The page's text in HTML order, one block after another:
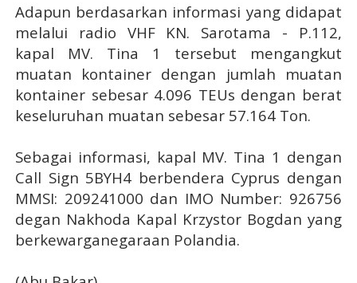
Adapun berdasarkan informasi yang didapat
melalui radio VHF KN. Sarotama - P.112,
kapal MV. Tina 1 tersebut mengangkut
muatan kontainer dengan jumlah muatan
kontainer sebesar 4.096 TEUs dengan berat
keseluruhan muatan sebesar 57.164 Ton.
Sebagai informasi, kapal MV. Tina 1 dengan
Call Sign 5BYH4 berbendera Cyprus dengan
MMSI: 209241000 dan IMO Number: 926756
degan Nakhoda Kapal Krzystor Bogdan yang
berkewarganegaraan Polandia.